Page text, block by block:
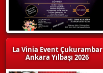
La Vinia Event Çukurambar
Ankara Yılbaşı 2026